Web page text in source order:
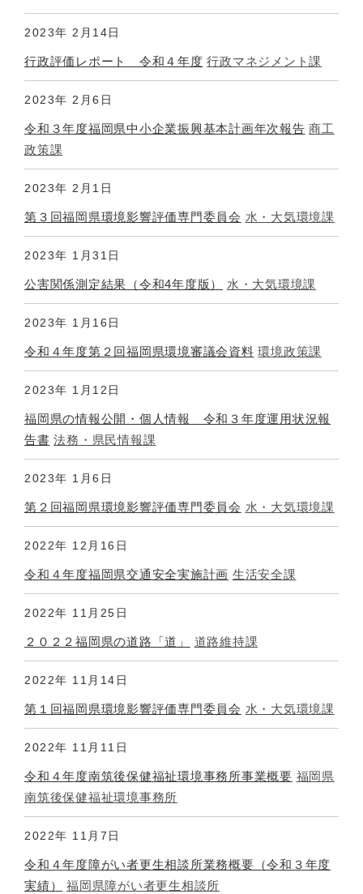
2023年 2月14日
行政評価レポート 令和４年度 行政マネジメント課
2023年 2月6日
令和３年度福岡県中小企業振興基本計画年次報告 商工
政策課
2023年 2月1日
第３回福岡県環境影響評価専門委員会 水・大気環境課
2023年 1月31日
公害関係測定結果（令和4年度版） 水・大気環境課
2023年 1月16日
令和４年度第２回福岡県環境審議会資料 環境政策課
2023年 1月12日
福岡県の情報公開・個人情報 令和３年度運用状況報
告書 法務・県民情報課
2023年 1月6日
第２回福岡県環境影響評価専門委員会 水・大気環境課
2022年 12月16日
令和４年度福岡県交通安全実施計画 生活安全課
2022年 11月25日
２０２２福岡県の道路「道」 道路維持課
2022年 11月14日
第１回福岡県環境影響評価専門委員会 水・大気環境課
2022年 11月11日
令和４年度南筑後保健福祉環境事務所事業概要 福岡県
南筑後保健福祉環境事務所
2022年 11月7日
令和４年度障がい者更生相談所業務概要（令和３年度
実績）
福岡県障がい者更生相談所